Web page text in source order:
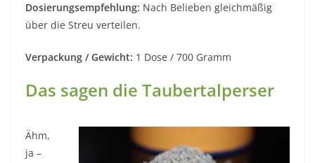
Dosierungsempfehlung: Nach Belieben gleichmäßig
über die Streu verteilen.
Verpackung / Gewicht: 1 Dose / 700 Gramm
Das sagen die Taubertalperser
Ähm,
ja –